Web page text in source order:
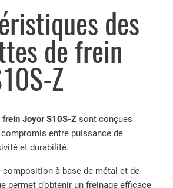
des
de frein
Z
Joyor S10S-Z sont conçues
entre puissance de
et durabilité.
à base de métal et de
permet d’obtenir un freinage efficace